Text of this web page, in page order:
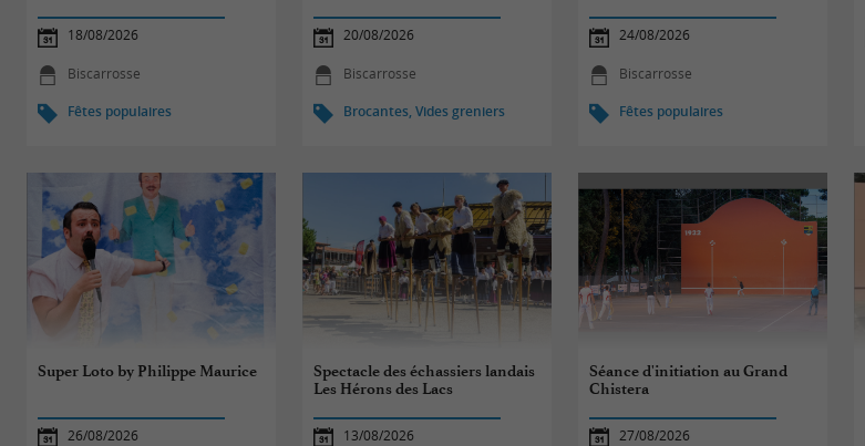
18/08/2026
Biscarrosse
Fêtes populaires
20/08/2026
Biscarrosse
Brocantes, Vides greniers
24/08/2026
Biscarrosse
Fêtes populaires
Super Loto by Philippe Maurice
26/08/2026
Spectacle des échassiers landais
Les Hérons des Lacs
13/08/2026
Séance d'initiation au Grand
Chistera
27/08/2026